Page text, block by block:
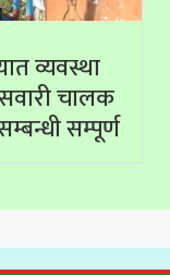
व्यवस्था
सवारी चालक
सम्पूर्ण